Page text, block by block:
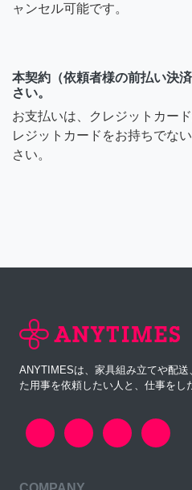
ャンセル可能です。
本契約（依頼者様の前払い決
さい。
お支払いは、クレジットカー
レジットカードをお持ちでな
さい。
ANYTIMESは、家具組み立てや配
た用事を依頼したい人と、仕事をし